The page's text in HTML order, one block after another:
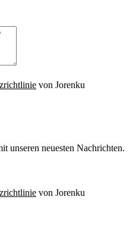
von Jorenku
unseren neuesten Nachrichten.
von Jorenku